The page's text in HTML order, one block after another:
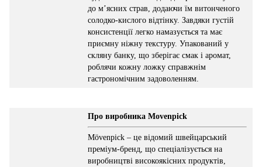
до м’ясних страв, додаючи їм витонченого
солодко-кислого відтінку. Завдяки густій
консистенції легко намазується та має
приємну ніжну текстуру. Упакований у
скляну банку, що зберігає смак і аромат,
роблячи кожну ложку справжнім
гастрономічним задоволенням.
Про виробника Movenpick
Mövenpick – це відомий швейцарський
преміум-бренд, що спеціалізується на
виробництві високоякісних продуктів,